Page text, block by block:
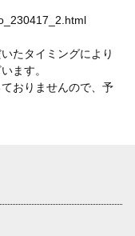
たタイミングにより
ます。
おりませんので、予